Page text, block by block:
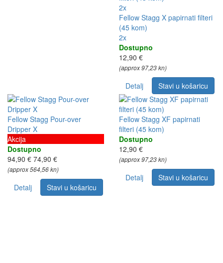
2x
Fellow Stagg X papirnati filteri
(45 kom)
2x
Dostupno
12,90 €
(approx 97,23 kn)
Detalj Stavi u košaricu
Fellow Stagg Pour-over
Dripper X
Akcija
Dostupno
94,90 € 74,90 €
(approx 564,56 kn)
Detalj Stavi u košaricu
Fellow Stagg XF papirnati
filteri (45 kom)
Dostupno
12,90 €
(approx 97,23 kn)
Detalj Stavi u košaricu